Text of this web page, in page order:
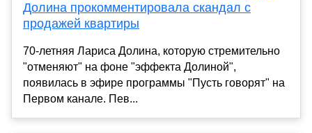
Долина прокомментировала скандал с
продажей квартиры
70-летняя Лариса Долина, которую стремительно
"отменяют" на фоне "эффекта Долиной",
появилась в эфире программы "Пусть говорят" на
Первом канале. Пев...